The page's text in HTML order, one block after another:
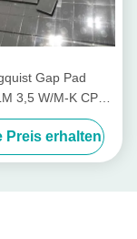
Gap Pad
3,5 W/M-K CPU
Preis erhalten